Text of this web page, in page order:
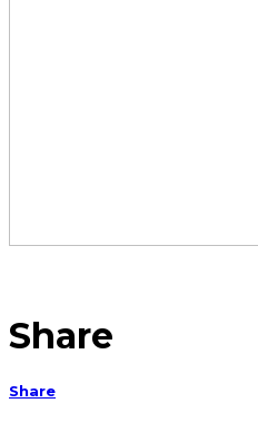
Share
Share